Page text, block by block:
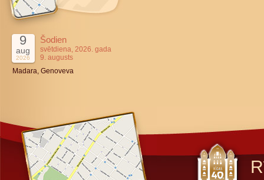
9
aug
2026
Šodien
svētdiena, 2026. gada
9. augusts
Madara, Genoveva